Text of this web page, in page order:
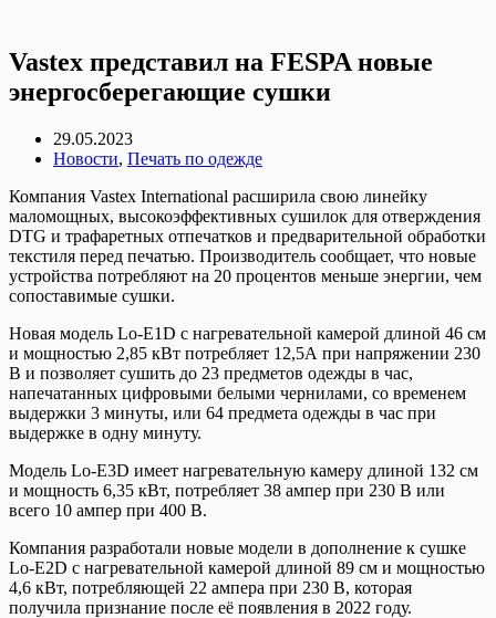
Vastex представил на FESPA новые
энергосберегающие сушки
29.05.2023
Новости, Печать по одежде
Компания Vastex International расширила свою линейку
маломощных, высокоэффективных сушилок для отверждения
DTG и трафаретных отпечатков и предварительной обработки
текстиля перед печатью. Производитель сообщает, что новые
устройства потребляют на 20 процентов меньше энергии, чем
сопоставимые сушки.
Новая модель Lo-E1D с нагревательной камерой длиной 46 см
и мощностью 2,85 кВт потребляет 12,5А при напряжении 230
В и позволяет сушить до 23 предметов одежды в час,
напечатанных цифровыми белыми чернилами, со временем
выдержки 3 минуты, или 64 предмета одежды в час при
выдержке в одну минуту.
Модель Lo-E3D имеет нагревательную камеру длиной 132 см
и мощность 6,35 кВт, потребляет 38 ампер при 230 В или
всего 10 ампер при 400 В.
Компания разработали новые модели в дополнение к сушке
Lo-E2D с нагревательной камерой длиной 89 см и мощностью
4,6 кВт, потребляющей 22 ампера при 230 В, которая
получила признание после её появления в 2022 году.